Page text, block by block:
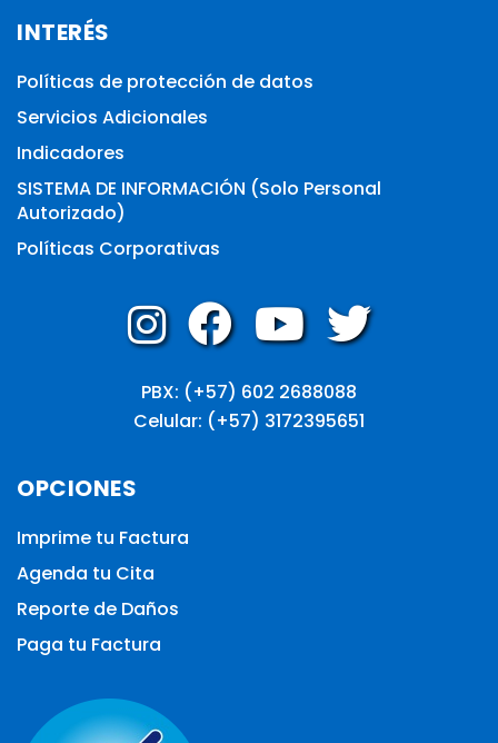
INTERÉS
Políticas de protección de datos
Servicios Adicionales
Indicadores
SISTEMA DE INFORMACIÓN (Solo Personal
Autorizado)
Políticas Corporativas
PBX: (+57) 602 2688088
Celular: (+57) 3172395651
OPCIONES
Imprime tu Factura
Agenda tu Cita
Reporte de Daños
Paga tu Factura